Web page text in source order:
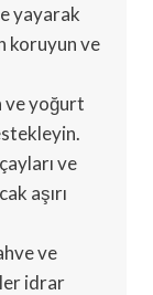
yayarak
koruyun ve
ve yoğurt
ve
aşırı
ve
idrar